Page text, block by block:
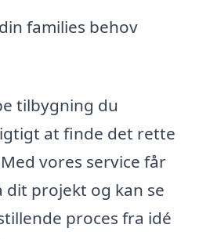
families behov
tilbygning du
at finde det rette
vores service får
projekt og kan se
proces fra idé